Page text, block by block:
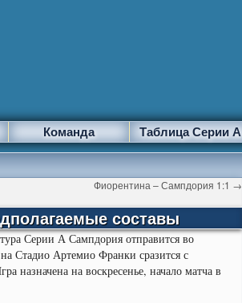
Команда Таблица Серии А
Фиорентина – Сампдория 1:1 →
составы
Серии А Сампдория отправится во
Стадио Артемио Франки сразится с
назначена на воскресенье, начало матча в